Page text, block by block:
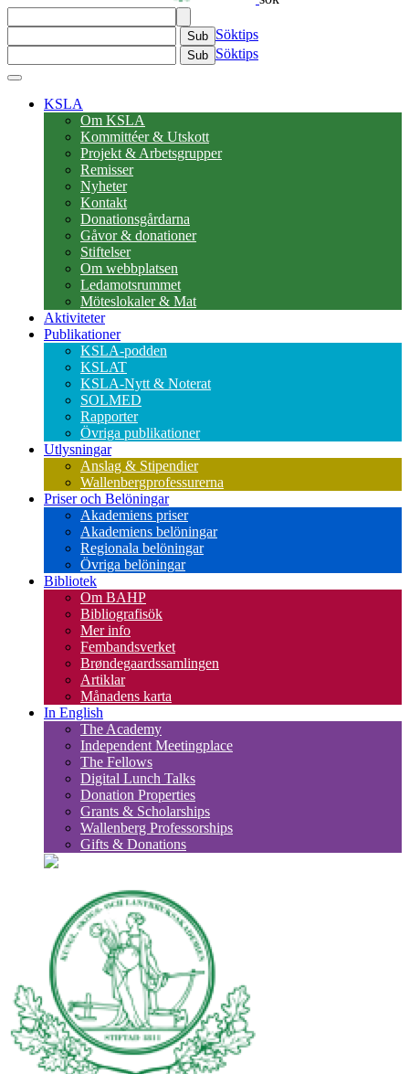
Sub Söktips
Sub Söktips
KSLA
Om KSLA
Kommittéer & Utskott
Projekt & Arbetsgrupper
Remisser
Nyheter
Kontakt
Donationsgårdarna
Gåvor & donationer
Stiftelser
Om webbplatsen
Ledamotsrummet
Möteslokaler & Mat
Aktiviteter
Publikationer
KSLA-podden
KSLAT
KSLA-Nytt & Noterat
SOLMED
Rapporter
Övriga publikationer
Utlysningar
Anslag & Stipendier
Wallenbergprofessurerna
Priser och Belöningar
Akademiens priser
Akademiens belöningar
Regionala belöningar
Övriga belöningar
Bibliotek
Om BAHP
Bibliografisök
Mer info
Fembandsverket
Brøndegaardssamlingen
Artiklar
Månadens karta
In English
The Academy
Independent Meetingplace
The Fellows
Digital Lunch Talks
Donation Properties
Grants & Scholarships
Wallenberg Professorships
Gifts & Donations